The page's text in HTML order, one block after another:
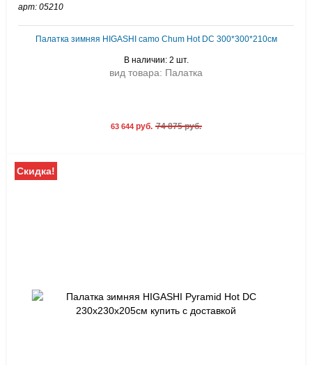
арт: 05210
Палатка зимняя HIGASHI camo Chum Hot DC 300*300*210см
В наличии: 2 шт.
вид товара: Палатка
63 644 руб. 74 875 руб.
Скидка!